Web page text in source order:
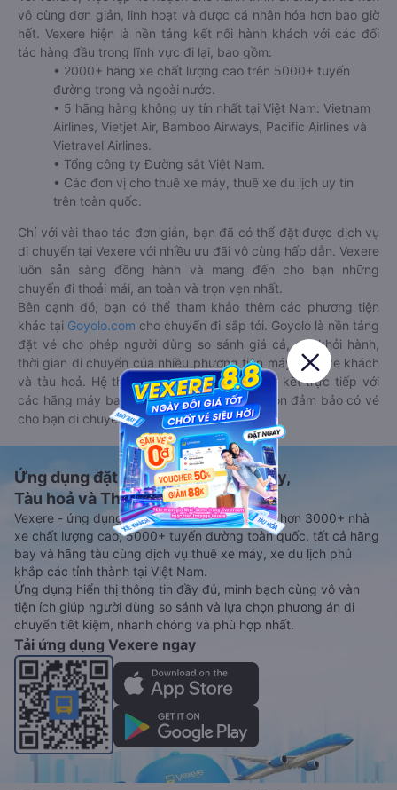
vô cùng đơn giản, linh hoạt và được cá nhân hóa hơn bao giờ
hết. Vexere hiện là nền tảng kết nối hành khách với các đối
tác hàng đầu trong lĩnh vực đi lại, bao gồm:
• 2000+ hãng xe chất lượng cao trên 5000+ tuyến
đường trong và ngoài nước.
• 5 hãng hàng không uy tín nhất tại Việt Nam: Vietnam
Airlines, Vietjet Air, Bamboo Airways, Pacific Airlines và
Vietravel Airlines.
• Tổng công ty Đường sắt Việt Nam.
• Các đơn vị cho thuê xe máy, thuê xe du lịch uy tín
trên toàn quốc.
Chỉ với vài thao tác đơn giản, bạn đã có thể đặt được dịch vụ
di chuyển tại Vexere với nhiều ưu đãi vô cùng hấp dẫn. Vexere
luôn sẵn sàng đồng hành và mang đến cho bạn những
chuyến đi thoải mái, an toàn và trọn vẹn nhất.
Bên cạnh đó, bạn có thể tham khảo thêm các phương tiện
khác tại Goyolo.com cho chuyến đi sắp tới. Goyolo là nền tảng
đặt vé cho phép người dùng so sánh giá cả, giờ khởi hành,
thời gian di chuyển của nhiều phương tiện máy bay, xe khách
và tàu hoả. Hệ thống của Goyolo được liên kết trực tiếp với
các hãng máy bay, xe khách và tàu hoả, luôn đảm bảo có vé
cho bạn di chuyển.
Ứng dụng đặt vé Xe khách, Máy bay,
Tàu hoả và Thuê xe
Vexere - ứng dụng đặt vé đa phương tiện với hơn 3000+ nhà
xe chất lượng cao, 5000+ tuyến đường toàn quốc, tất cả hãng
bay và hãng tàu cùng dịch vụ thuê xe máy, xe du lịch phủ
khắp các tỉnh thành tại Việt Nam.
Ứng dụng hiển thị thông tin đầy đủ, minh bạch cùng vô vàn
tiện ích giúp người dùng so sánh và lựa chọn phương án di
chuyển tiết kiệm, nhanh chóng và phù hợp nhất.
Tải ứng dụng Vexere ngay